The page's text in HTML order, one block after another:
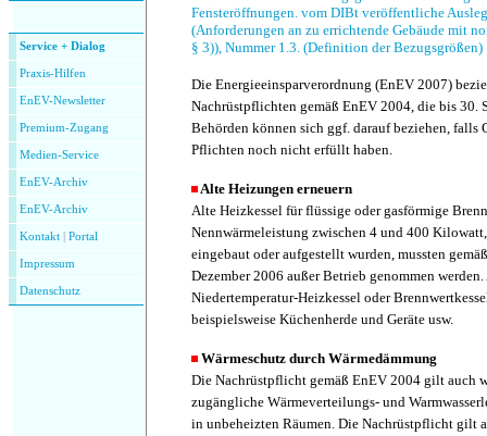
Service + Dialog
Praxis-Hilfen
EnEV-Newsletter
Premium-Zugang
Medien-Service
EnEV-Archiv
EnEV-Archiv
Kontakt Portal
Impressum
Datenschutz
Fensteröffnungen. vom DIBt veröffentliche
(Anforderungen an zu errichtende Gebäude mit
§ 3)), Nummer 1.3. (Definition der Bezugsgrößen)
Die Energieeinsparverordnung (EnEV 2007)
Nachrüstpflichten gemäß EnEV 2004, die bis 30.
Behörden können sich ggf. darauf beziehen, falls
Pflichten noch nicht erfüllt haben.
Alte Heizungen erneuern
Alte Heizkessel für flüssige oder gasförmige
Nennwärmeleistung zwischen 4 und 400
eingebaut oder aufgestellt wurden, mussten
Dezember 2006 außer Betrieb genommen
Niedertemperatur-Heizkessel oder
beispielsweise Küchenherde und Geräte usw.
Wärmeschutz durch Wärmedämmung
Die Nachrüstpflicht gemäß EnEV 2004 gilt auch
zugängliche Wärmeverteilungs- und
in unbeheizten Räumen. Die Nachrüstpflicht gilt